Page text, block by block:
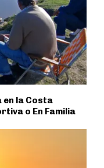
en la Costa
o En Familia